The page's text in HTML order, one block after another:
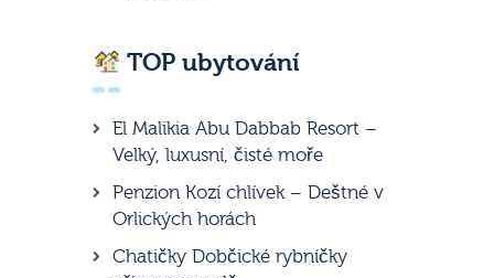
TOP ubytování
El Malikia Abu Dabbab Resort –
Velký, luxusní, čisté moře
Penzion Kozí chlívek – Deštné v
Orlických horách
Chatičky Dobčické rybníčky